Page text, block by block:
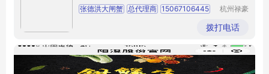
张德洪大闸蟹 总代理商 15067106445
杭州禄豪
公司
拨打电话